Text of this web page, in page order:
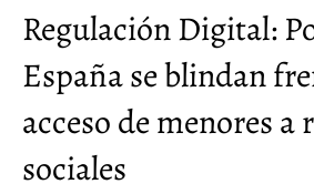
Regulación Digital:
España se blindan
acceso de menores a
sociales